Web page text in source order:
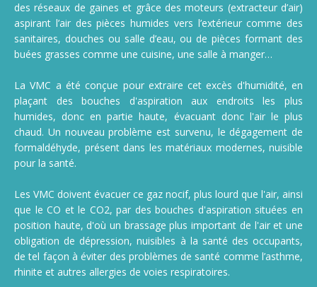
des réseaux de gaines et grâce des moteurs (extracteur d’air)
aspirant l’air des pièces humides vers l’extérieur comme des
sanitaires, douches ou salle d’eau, ou de pièces formant des
buées grasses comme une cuisine, une salle à manger…
La VMC a été conçue pour extraire cet excès d'humidité, en
plaçant des bouches d'aspiration aux endroits les plus
humides, donc en partie haute, évacuant donc l'air le plus
chaud. Un nouveau problème est survenu, le dégagement de
formaldéhyde, présent dans les matériaux modernes, nuisible
pour la santé.
Les VMC doivent évacuer ce gaz nocif, plus lourd que l'air, ainsi
que le CO et le CO2, par des bouches d'aspiration situées en
position haute, d'où un brassage plus important de l'air et une
obligation de dépression, nuisibles à la santé des occupants,
de tel façon à éviter des problèmes de santé comme l’asthme,
rhinite et autres allergies de voies respiratoires.